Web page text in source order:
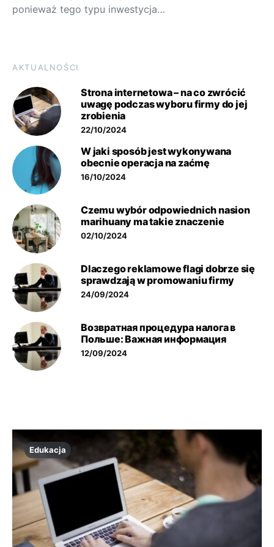
ponieważ tego typu inwestycja…
AKTUALNOŚCI
Strona internetowa – na co zwrócić
uwagę podczas wyboru firmy do jej
zrobienia
22/10/2024
W jaki sposób jest wykonywana
obecnie operacja na zaćmę
16/10/2024
Czemu wybór odpowiednich nasion
marihuany ma takie znaczenie
02/10/2024
Dlaczego reklamowe flagi dobrze się
sprawdzają w promowaniu firmy
24/09/2024
Возвратная процедура налога в
Польше: Важная информация
12/09/2024
Edukacja